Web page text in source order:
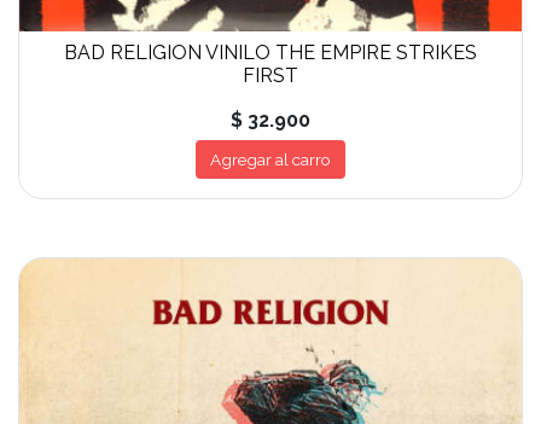
BAD RELIGION VINILO THE EMPIRE STRIKES
FIRST
$ 32.900
Agregar al carro